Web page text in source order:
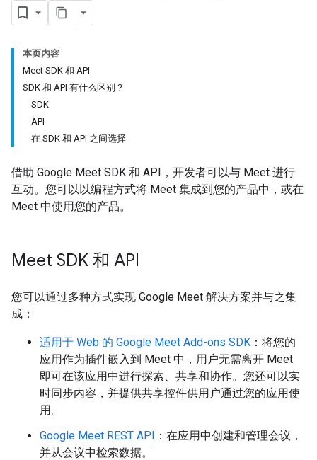
本页内容
Meet SDK 和 API
SDK 和 API 有什么区别？
SDK
API
在 SDK 和 API 之间选择
借助 Google Meet SDK 和 API，开发者可以与 Meet 进行
互动。您可以以编程方式将 Meet 集成到您的产品中，或在
Meet 中使用您的产品。
Meet SDK 和 API
您可以通过多种方式实现 Google Meet 解决方案并与之集
成：
适用于 Web 的 Google Meet Add-ons SDK ：将您的
应用作为插件嵌入到 Meet 中，用户无需离开 Meet
即可在该应用中进行探索、共享和协作。您还可以实
时同步内容，并提供共享控件供用户通过您的应用使
用。
Google Meet REST API ：在应用中创建和管理会议，
并从会议中检索数据。